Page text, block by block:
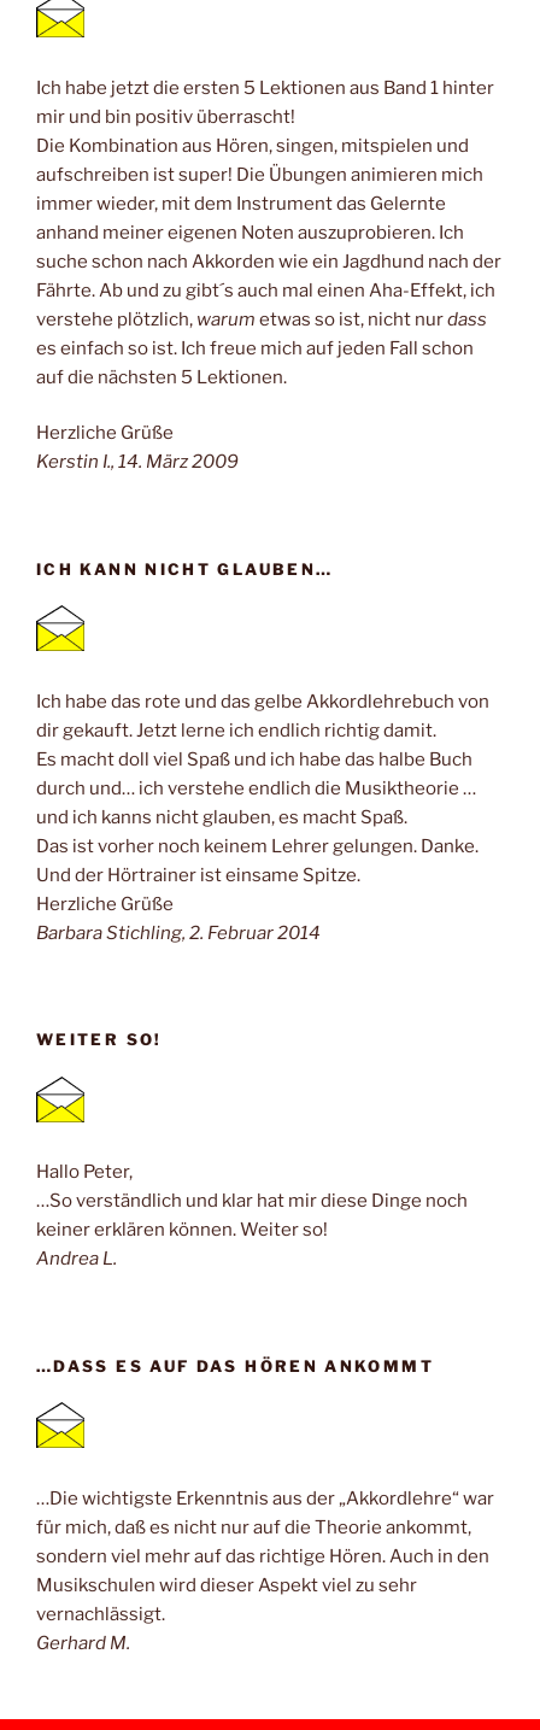
Ich habe jetzt die ersten 5 Lektionen aus Band 1 hinter
mir und bin positiv überrascht!
Die Kombination aus Hören, singen, mitspielen und
aufschreiben ist super! Die Übungen animieren mich
immer wieder, mit dem Instrument das Gelernte
anhand meiner eigenen Noten auszuprobieren. Ich
suche schon nach Akkorden wie ein Jagdhund nach der
Fährte. Ab und zu gibt´s auch mal einen Aha-Effekt, ich
verstehe plötzlich, warum etwas so ist, nicht nurdass
es einfach so ist. Ich freue mich auf jeden Fall schon
auf die nächsten 5 Lektionen.
Herzliche Grüße
Kerstin I., 14. März 2009
ICH KANN NICHT GLAUBEN…
Ich habe das rote und das gelbe Akkordlehrebuch von
dir gekauft. Jetzt lerne ich endlich richtig damit.
Es macht doll viel Spaß und ich habe das halbe Buch
durch und… ich verstehe endlich die Musiktheorie …
und ich kanns nicht glauben, es macht Spaß.
Das ist vorher noch keinem Lehrer gelungen. Danke.
Und der Hörtrainer ist einsame Spitze.
Herzliche Grüße
Barbara Stichling, 2. Februar 2014
WEITER SO!
Hallo Peter,
…So verständlich und klar hat mir diese Dinge noch
keiner erklären können. Weiter so!
Andrea L.
…DASS ES AUF DAS HÖREN ANKOMMT
…Die wichtigste Erkenntnis aus der „Akkordlehre“ war
für mich, daß es nicht nur auf die Theorie ankommt,
sondern viel mehr auf das richtige Hören. Auch in den
Musikschulen wird dieser Aspekt viel zu sehr
vernachlässigt.
Gerhard M.